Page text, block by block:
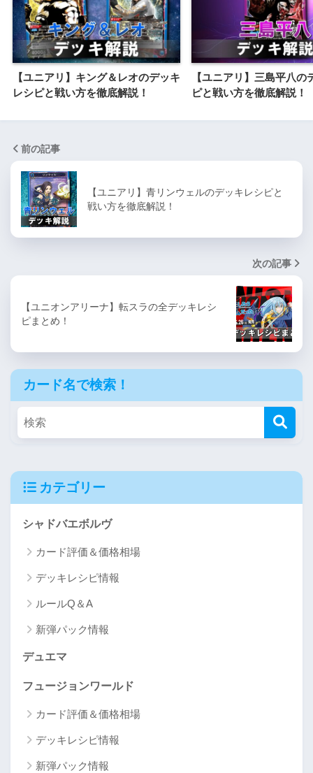
【ユニアリ】キング＆レオのデッキ
レシピと戦い方を徹底解説！
【ユニアリ】三島平八の
ピと戦い方を徹底解説！
前の記事
【ユニアリ】青リンウェルのデッキレシピと
戦い方を徹底解説！
次の記事
【ユニオンアリーナ】転スラの全デッキレシ
ピまとめ！
カード名で検索！
カテゴリー
シャドバエボルヴ
カード評価＆価格相場
デッキレシピ情報
ルールQ＆A
新弾パック情報
デュエマ
フュージョンワールド
カード評価＆価格相場
デッキレシピ情報
新弾パック情報